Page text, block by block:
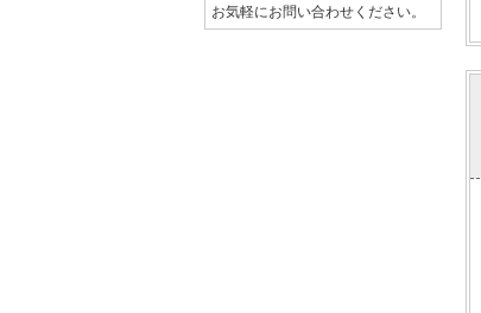
お気軽にお問い合わせください。